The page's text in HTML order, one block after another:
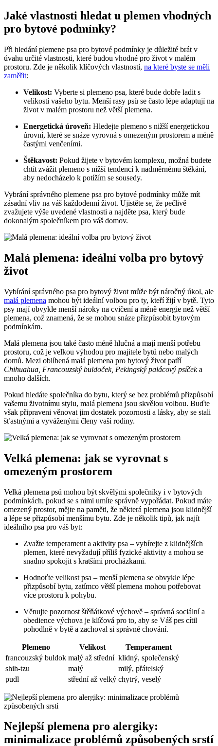
Jaké vlastnosti hledat u plemen vhodných
pro bytové podmínky?
Při hledání plemene psa pro bytové podmínky je důležité brát v
úvahu určité vlastnosti, které budou vhodné pro život v malém
prostoru. Zde je několik klíčových vlastností, na které byste se měli
zaměřit:
Velikost: Vyberte si plemeno psa, které bude dobře ladit s
velikostí vašeho bytu. Menší rasy psů se často lépe adaptují na
život v malém prostoru než větší plemena.
Energetická úroveň: Hledejte plemeno s nižší energetickou
úrovní, které se snáze vyrovná s omezeným prostorem a méně
častými venčeními.
Štěkavost: Pokud žijete v bytovém komplexu, možná budete
chtít zvážit plemeno s nižší tendencí k nadměrnému štěkání,
aby nedocházelo k potížím se sousedy.
Vybrání správného plemene psa pro bytové podmínky může mít
zásadní vliv na váš každodenní život. Ujistěte se, že pečlivě
zvažujete výše uvedené vlastnosti a najděte psa, který bude
dokonalým společníkem pro váš domov.
Malá plemena: ideální volba pro bytový
život
Vybírání správného psa pro bytový život může být náročný úkol, ale
malá plemena mohou být ideální volbou pro ty, kteří žijí v bytě. Tyto
psy mají obvykle menší nároky na cvičení a méně energie než větší
plemena, což znamená, že se mohou snáze přizpůsobit bytovým
podmínkám.
Malá plemena jsou také často méně hlučná a mají menší potřebu
prostoru, což je velkou výhodou pro majitele bytů nebo malých
domů. Mezi oblíbená malá plemena pro bytový život patří
Chihuahua, Francouzský buldoček, Pekingský palácový psíčeka
mnoho dalších.
Pokud hledáte společníka do bytu, který se bez problémů přizpůsobí
vašemu životnímu stylu, malá plemena jsou skvělou volbou. Buďte
však připraveni věnovat jim dostatek pozornosti a lásky, aby se stali
šťastnými a vyváženými členy vaší rodiny.
Velká plemena: jak se vyrovnat s
omezeným prostorem
Velká plemena psů mohou být skvělými společníky i v bytových
podmínkách, pokud se s nimi umíte správně vypořádat. Pokud máte
omezený prostor, mějte na paměti, že některá plemena jsou klidnější
a lépe se přizpůsobí menšímu bytu. Zde je několik tipů, jak najít
ideálního psa pro váš byt:
Zvažte temperament a aktivity psa – vybírejte z klidnějších
plemen, které nevyžadují příliš fyzické aktivity a mohou se
snadno spokojit s kratšími procházkami.
Hodnoťte velikost psa – menší plemena se obvykle lépe
přizpůsobí bytu, zatímco větší plemena mohou potřebovat
více prostoru k pohybu.
Věnujte pozornost štěňátkové výchově – správná sociální a
obedience výchova je klíčová pro to, aby se Váš pes cítil
pohodlně v bytě a zachoval si správné chování.
Plemeno Velikost
Temperament
francouzský buldok malý až střední klidný, společenský
shih-tzu
malý
milý, přátelský
pudl
střední až velký chytrý, veselý
Nejlepší plemena pro alergiky:
minimalizace problémů způsobených srstí